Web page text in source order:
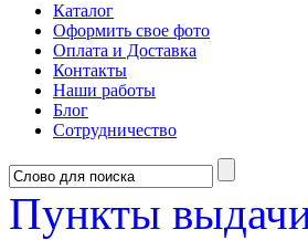
Каталог
Оформить свое фото
Оплата и Доставка
Контакты
Наши работы
Блог
Сотрудничество
Пункты выдачи